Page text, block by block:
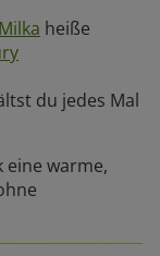
Milka heiße
du jedes Mal
eine warme,